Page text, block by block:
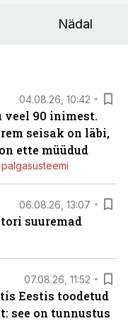
Nädal
04.08.26, 10:42
veel 90 inimest.
seisak on läbi,
ette müüdud
06.08.26, 13:07
suuremad
07.08.26, 11:52
Eestis toodetud
see on tunnustus